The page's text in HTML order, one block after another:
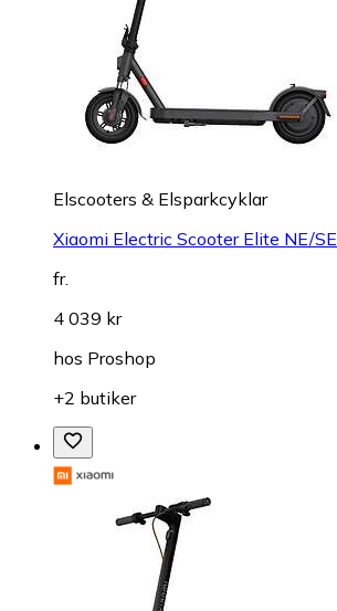
Elscooters & Elsparkcyklar
Xiaomi Electric Scooter Elite NE/SE
fr.
4 039 kr
hos Proshop
+2 butiker